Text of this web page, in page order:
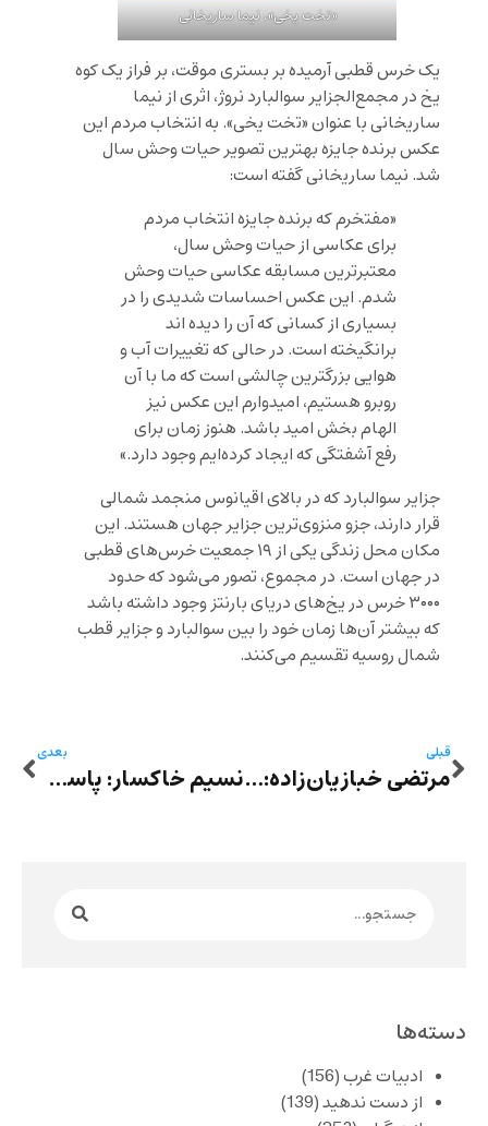
«تخت یخی»، نیما ساریخانی
یک خرس قطبی آرمیده بر بستری موقت، بر فراز یک کوه
یخ در مجمع‌الجزایر سوالبارد نروژ، اثری از نیما
ساریخانی با عنوان «تخت یخی». به انتخاب مردم این
عکس برنده جایزه بهترین تصویر حیات وحش سال
شد. نیما ساریخانی گفته است:
«مفتخرم که برنده جایزه انتخاب مردم
برای عکاسی از حیات وحش سال،
معتبرترین مسابقه عکاسی حیات وحش
شدم. این عکس احساسات شدیدی را در
بسیاری از کسانی که آن را دیده اند
برانگیخته است. در حالی که تغییرات آب و
هوایی بزرگترین چالشی است که ما با آن
روبرو هستیم، امیدوارم این عکس نیز
الهام بخش امید باشد. هنوز زمان برای
رفع آشفتگی که ایجاد کرده‌ایم وجود دارد.»
جزایر سوالبارد که در بالای اقیانوس منجمد شمالی
قرار دارند، جزو منزوی‌ترین جزایر جهان هستند. این
مکان محل زندگی یکی از ۱۹ جمعیت خرس‌های قطبی
در جهان است. در مجموع، تصور می‌شود که حدود
۳۰۰۰ خرس در یخ‌های دریای بارنتز وجود داشته باشد
که بیشتر آن‌ها زمان خود را بین سوالبارد و جزایر قطب
شمال روسیه تقسیم می‌کنند.
قبلی
مرتضی خبازیان‌زاده: «محاکمه در دادگاه یک‌نفره» – رمان «برای تو» نوشته حسین‌ نوش‌آذر
بعدی
نسیم خاکسار: پاسخ به چند پرسش از پرسش‌های ماکس فریش
دسته‌ها
ادبیات غرب(156)
از دست ندهید(139)